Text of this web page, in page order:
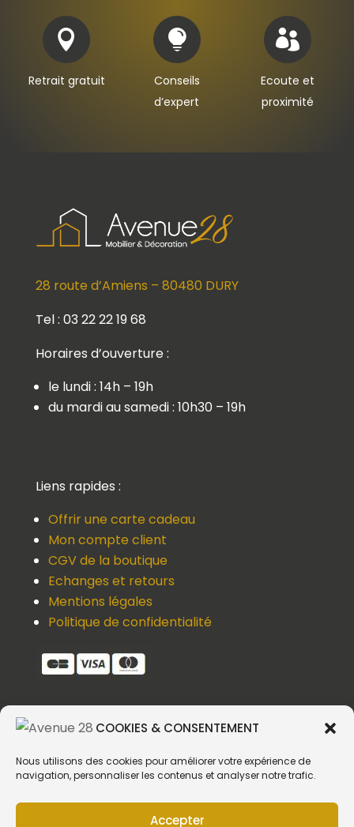
COOKIES & CONSENTEMENT
Nous utilisons des cookies pour améliorer votre expérience de
navigation, personnaliser les contenus et analyser notre trafic.
Accepter

Retrait gratuit

Conseils
d’expert

Ecoute et
proximité
28 route d’Amiens – 80480 DURY
Tel : 03 22 22 19 68
Horaires d’ouverture :
le lundi : 14h – 19h
du mardi au samedi : 10h30 – 19h
Liens rapides :
Offrir une carte cadeau
Mon compte client
CGV de la boutique
Echanges et retours
Mentions légales
Politique de confidentialité
Une question, un devis, un souci ?
Contactez-nous !
Suivez-nous